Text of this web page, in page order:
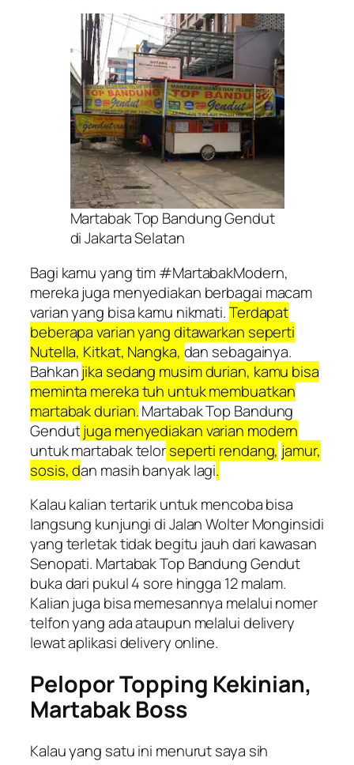
Martabak Top Bandung Gendut
di Jakarta Selatan
Bagi kamu yang tim #MartabakModern,
mereka juga menyediakan berbagai macam
varian yang bisa kamu nikmati.Terdapat
beberapa varian yang ditawarkan seperti
Nutella, Kitkat, Nangka, dan sebagainya.
Bahkanjika sedang musim durian, kamu bisa
meminta mereka tuh untuk membuatkan
martabak durian.Martabak Top Bandung
Gendutjuga menyediakan varian modern
untuk martabak telorseperti rendang, jamur,
sosis, dan masih banyak lagi.
Kalau kalian tertarik untuk mencoba bisa
langsung kunjungi di Jalan Wolter Monginsidi
yang terletak tidak begitu jauh dari kawasan
Senopati. Martabak Top Bandung Gendut
buka dari pukul 4 sore hingga 12 malam.
Kalian juga bisa memesannya melalui nomer
telfon yang ada ataupun melalui delivery
lewat aplikasi delivery online.
Pelopor Topping Kekinian,
Martabak Boss
Kalau yang satu ini menurut saya sih